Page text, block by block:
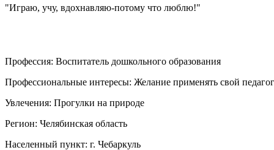
"Играю, учу, вдохнавляю-потому что люблю!"
Профессия: Воспитатель дошкольного образования
Профессиональные интересы: Желание применять свой
Увлечения: Прогулки на природе
Регион: Челябинская область
Населенный пункт: г. Чебаркуль